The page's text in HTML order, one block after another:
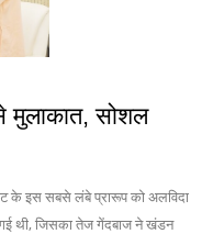
मुलाकात, सोशल
के इस सबसे लंबे प्रारूप को अलविदा
थी, जिसका तेज गेंदबाज ने खंडन